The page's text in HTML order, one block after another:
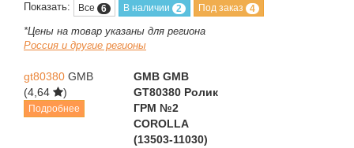
Показать: Все 6 В наличии 2 Под заказ 4
*Цены на товар указаны для региона
Россия и другие регионы
gt80380 GMB
(4,64
)
Подробнее
GMB GMB
GT80380 Ролик
ГРМ №2
COROLLA
(13503-11030)